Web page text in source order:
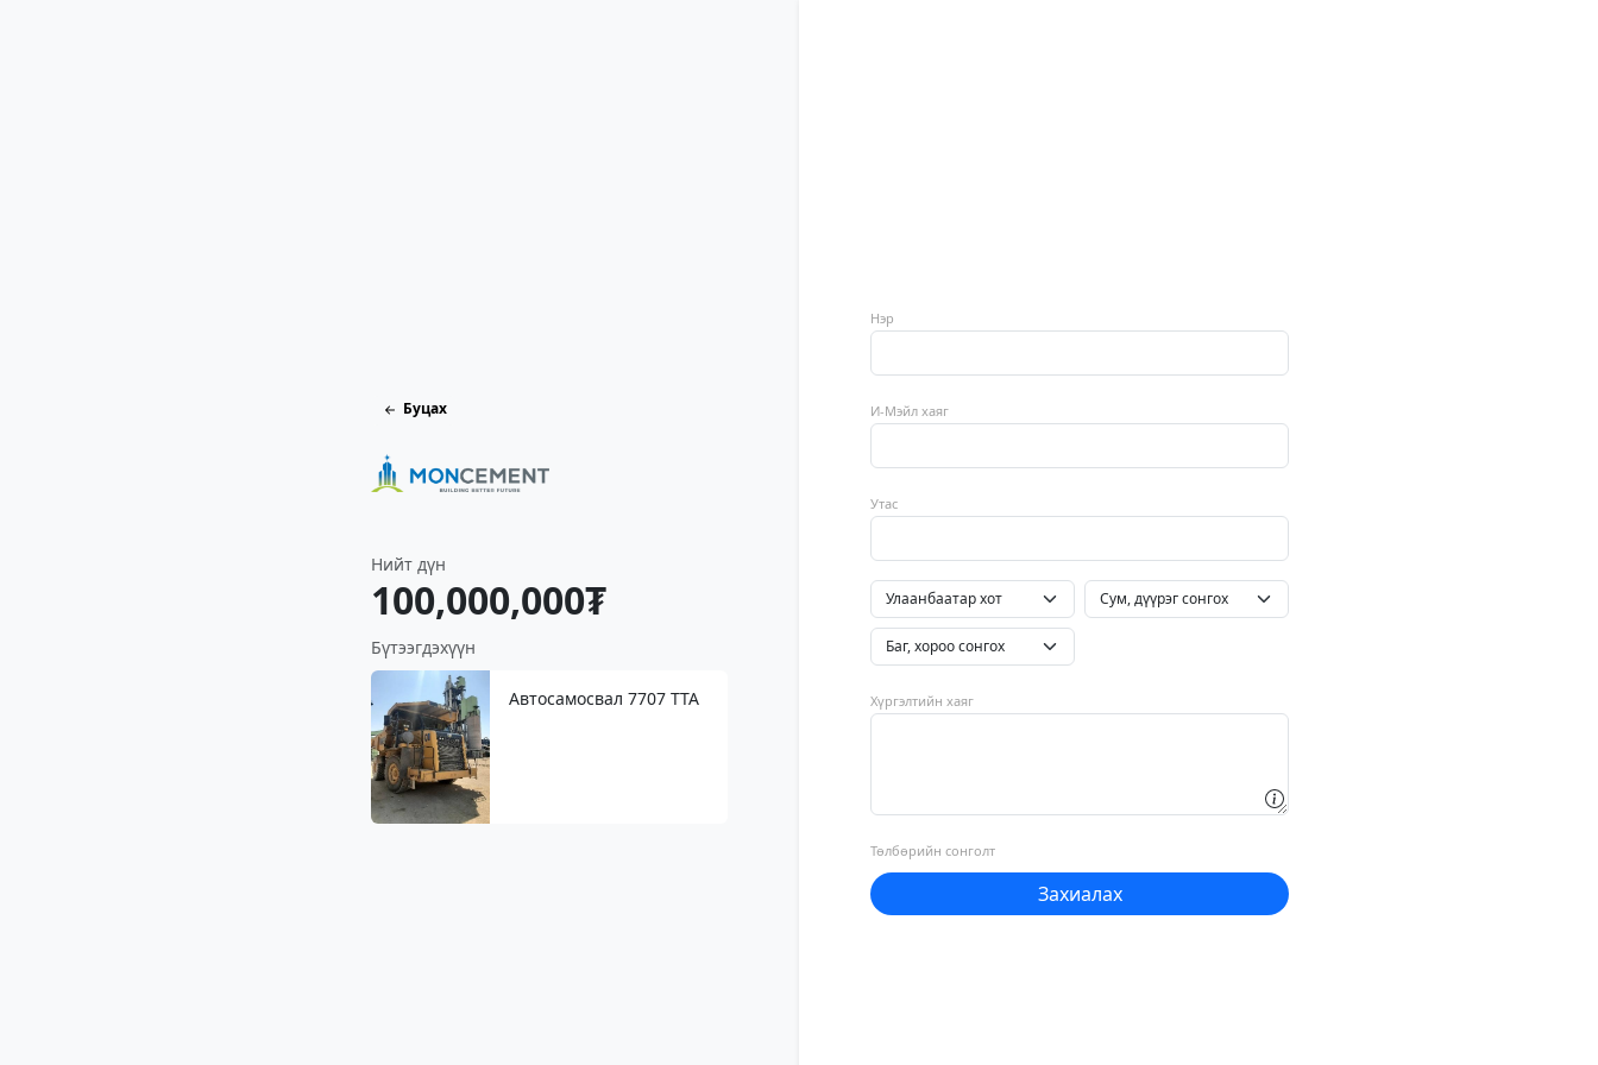
Буцах
Нийт дүн
100,000,000₮
Бүтээгдэхүүн
Автосамосвал 7707 ТТА
Нэр
И-Мэйл хаяг
Утас
Хүргэлтийн хаяг
Төлбөрийн сонголт
Захиалах